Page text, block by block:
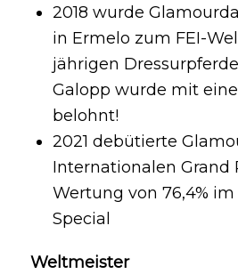
2018 wurde
in Ermelo zum FEI-
jährigen
Galopp wurde mit
belohnt!
2021 debütierte
Internationalen Grand
Wertung von 76,4% im
Special
Weltmeister